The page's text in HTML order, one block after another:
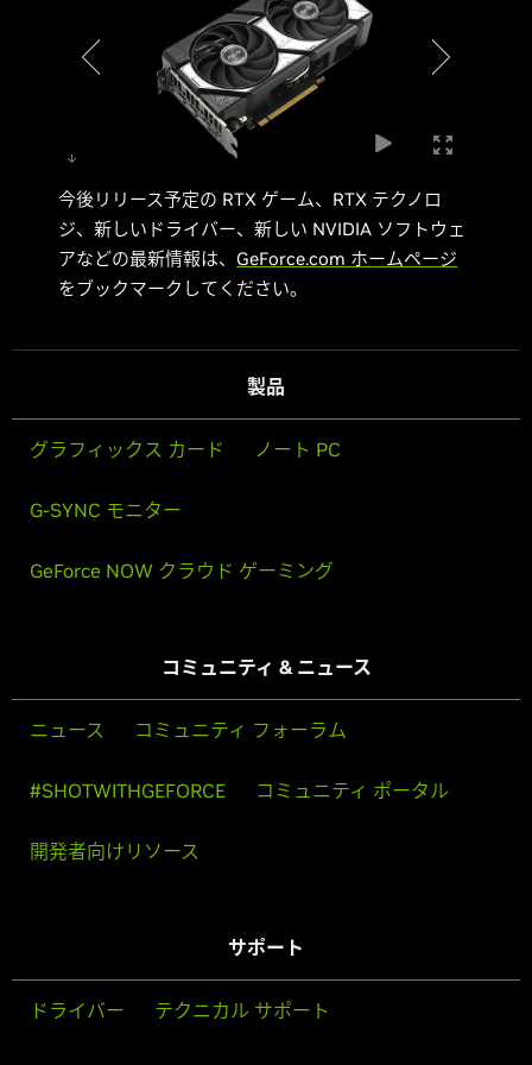
今後リリース予定の RTX ゲーム、RTX テクノロ
ジ、新しいドライバー、新しい NVIDIA ソフトウェ
アなどの最新情報は、 GeForce.com ホームページ
をブックマークしてください。
製品
グラフィックス カード ノート PC
G-SYNC モニター
GeForce NOW クラウド ゲーミング
コミュニティ & ニュース
ニュース コミュニティ フォーラム
#SHOTWITHGEFORCE コミュニティ ポータル
開発者向けリソース
サポート
ドライバー テクニカル サポート